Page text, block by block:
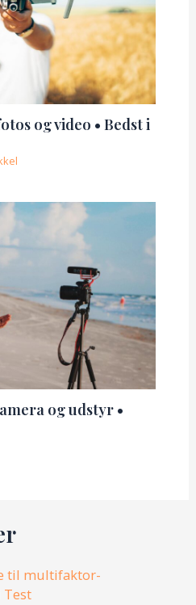
og video • Bedst i
og udstyr •
til multifaktor-
Test